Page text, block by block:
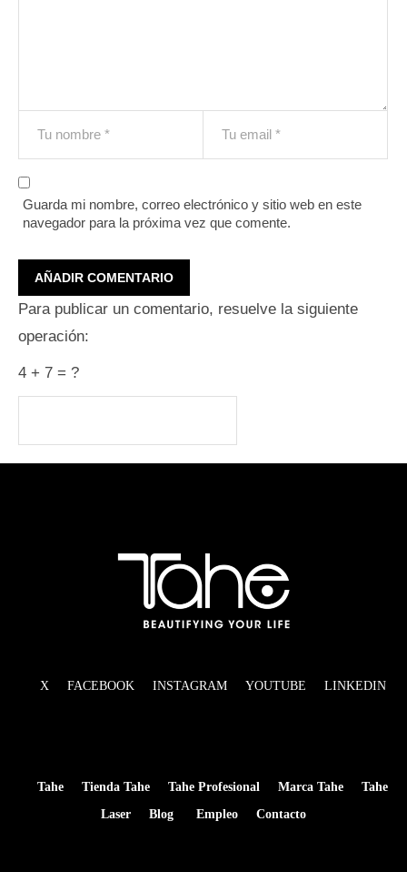
Guarda mi nombre, correo electrónico y sitio web en este
navegador para la próxima vez que comente.
Para publicar un comentario, resuelve la siguiente
operación:
4 + 7 = ?
X FACEBOOK INSTAGRAM YOUTUBE LINKEDIN
Tahe Tienda Tahe Tahe Profesional Marca Tahe
Tahe
Laser
Blog Empleo Contacto